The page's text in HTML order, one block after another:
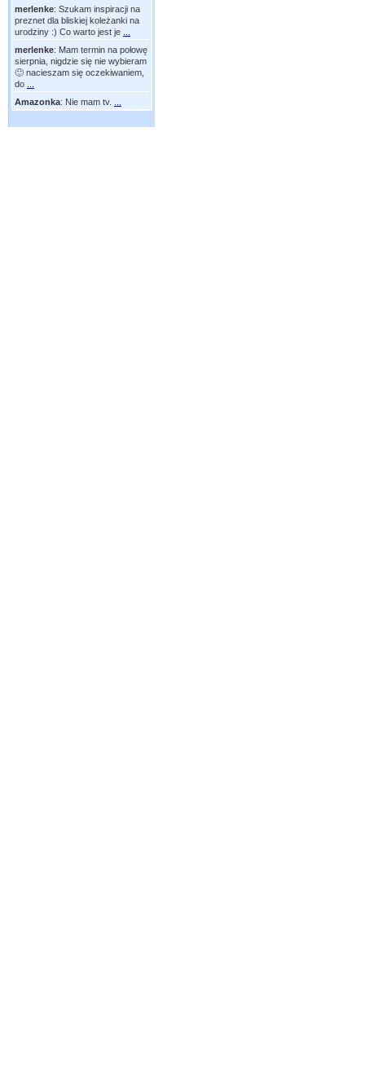
merlenke: Szukam inspiracji na
preznet dla bliskiej koleżanki na
urodziny :) Co warto jest je
merlenke: Mam termin na połowę
sierpnia, nigdzie się nie wybieram
🙂 nacieszam się oczekiwaniem,
do
Amazonka: Nie mam tv.